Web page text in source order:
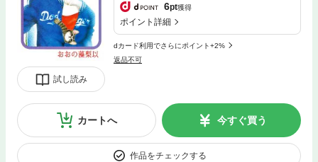
試し読み
6pt獲得
ポイント詳細
dカード利用でさらにポイント+2%
返品不可
カートへ 今すぐ買う
作品をチェックする